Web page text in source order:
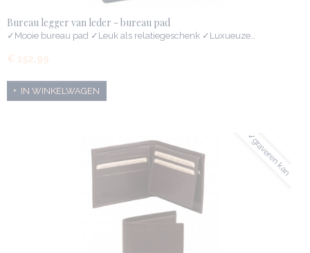
Bureau legger van leder - bureau pad
✓Mooie bureau pad ✓Leuk als relatiegeschenk ✓Luxueuze…
€ 152,99
IN WINKELWAGEN
✓graveren kan